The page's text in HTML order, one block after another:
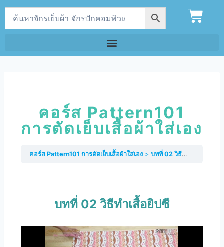
คอร์ส Pattern101
การตัดเย็บเสื้อผ้าใส่เอง
คอร์ส Pattern101 การตัดเย็บเสื้อผ้าใส่เอง บทที่ 02 วิธีทำเสื้อยิปซี
บทที่ 02 วิธีทำเสื้อยิปซี